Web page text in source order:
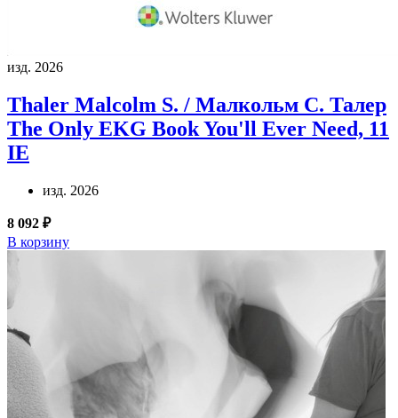
изд. 2026
Thaler Malcolm S. / Малкольм С. Талер
The Only EKG Book You'll Ever Need, 11
IE
изд. 2026
8 092 ₽
В корзину